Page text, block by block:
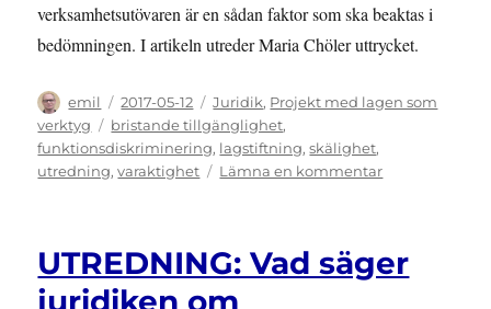
verksamhetsutövaren är en sådan faktor som ska beaktas i
bedömningen. I artikeln utreder Maria Chöler uttrycket.
Författare
emil
Publicerat
den
2017-05-12 Kategorier
Juridik, Projekt med lagen som
verktyg
Etiketter
bristande tillgänglighet,
funktionsdiskriminering, lagstiftning,skälighet,
utredning,varaktighet Lämna en kommentartill
och
UTREDNING: Vad säger
juridiken om